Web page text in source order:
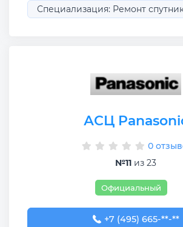
Специализация: Ремонт
АСЦ
0
№11 из 23
Официальный
+7 (495) 665-42-24
+7 (495) 665-**-**